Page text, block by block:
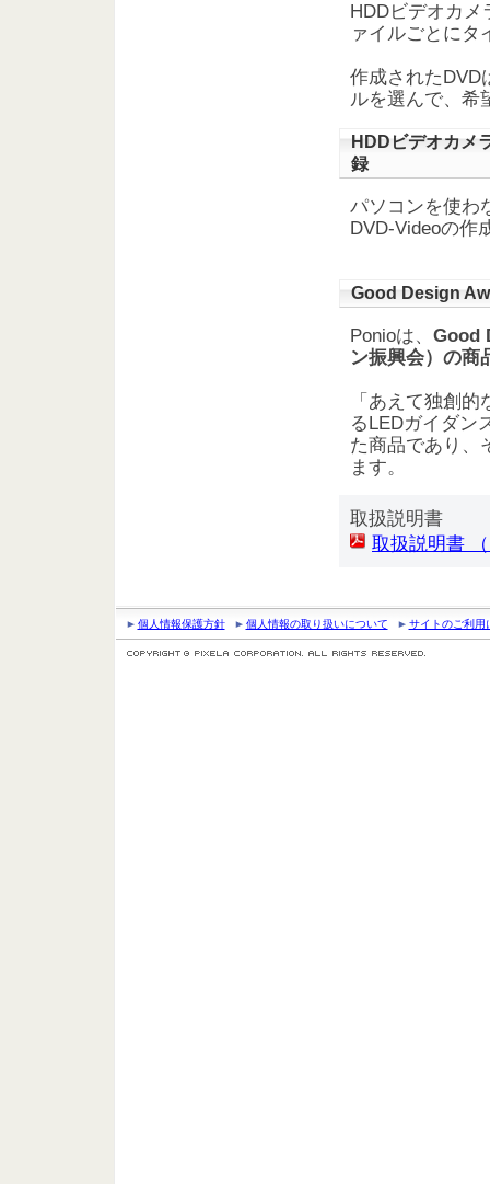
HDDビデオカ
ァイルごとにタ
作成されたDVD
ルを選んで、希
HDDビデオカメ
録
パソコンを使わ
DVD-Videoの作
Good Design
Ponioは、 Good
ン振興会）の商
「あえて独創
るLEDガイダン
た商品であり、
ます。
取扱説明書
取扱説明書
個人情報保護方針 個人情報の取り扱いについて サイトのご利用